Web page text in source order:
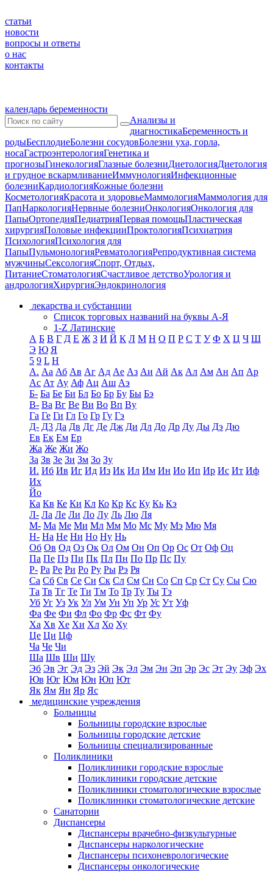
статьи
новости
вопросы и ответы
о нас
контакты
календарь беременности
Анализы и
диагностикаБеременность и
родыБесплодиеБолезни сосудовБолезни уха, горла,
носаГастроэнтерологияГенетика и
прогнозыГинекологияГлазные болезниДиетологияДиетология
и грудное вскармливаниеИммунологияИнфекционные
болезниКардиологияКожные болезни
КосметологияКрасота и здоровьеМаммологияМаммология для
ПапНаркологияНервные болезниОнкологияОнкология для
ПапыОртопедияПедиатрияПервая помощьПластическая
хирургияПоловые инфекцииПроктологияПсихиатрия
ПсихологияПсихология для
ПапыПульмонологияРевматологияРепродуктивная система
мужчиныСексологияСпорт, Отдых,
ПитаниеСтоматологияСчастливое детствоУрология и
андрологияХирургияЭндокринология
лекарства и субстанции
Список торговых названий на буквы А-Я
1-Z Латинские
А Б В Г Д Е Ж З И Й К Л М Н О П Р С Т У Ф Х Ц Ч Ш
Э Ю Я
5 9 L H
А. Аа Аб Ав Аг Ад Ае Аз Аи Ай Ак Ал Ам Ан Ап Ар
Ас Ат Ау Аф Ац Аш Аэ
Б- Ба Бе Би Бл Бо Бр Бу Бы Бэ
В- Ва Вг Ве Ви Во Вп Ву
Га Ге Ги Гл Го Гр Гу Гэ
Д- Д3 Да Дв Дг Де Дж Ди Дл До Др Ду Ды Дэ Дю
Ев Ек Ем Ер
Жа Же Жи Жо
За Зв Зе Зи Зм Зо Зу
И. Иб Ив Иг Ид Из Ик Ил Им Ин Ио Ип Ир Ис Ит Иф
Их
Йо
Ка Кв Ке Ки Кл Ко Кр Кс Ку Кь Кэ
Л- Ла Ле Ли Ло Лу Ль Лю Ля
М- Ма Ме Ми Мл Мм Мо Мс Му Мэ Мю Мя
Н- На Не Ни Но Ну Нь
Об Ов Од Оз Ок Ол Ом Он Оп Ор Ос От Оф Оц
Па Пе Пз Пи Пк Пл Пн По Пр Пс Пу
Р- Ра Ре Ри Ро Ру Ры Рэ Ря
Са Сб Св Се Си Ск Сл См Сн Со Сп Ср Ст Су Сы Сю
Та Тв Тг Те Ти Тм То Тр Ту Ты Тэ
Уб Уг Уз Ук Ул Ум Ун Уп Ур Ус Ут Уф
Фа Фе Фи Фл Фо Фр Фс Фт Фу
Ха Хв Хе Хи Хл Хо Ху
Це Ци Цф
Ча Че Чи
Ша Шв Ши Шу
Эб Эв Эг Эд Эз Эй Эк Эл Эм Эн Эп Эр Эс Эт Эу Эф Эх
Юв Юг Юм Юн Юп Ют
Як Ям Ян Яр Яс
медицинские учреждения
Больницы
Больницы городские взрослые
Больницы городские детские
Больницы специализированные
Поликлиники
Поликлиники городские взрослые
Поликлиники городские детские
Поликлиники стоматологические взрослые
Поликлиники стоматологические детские
Санатории
Диспансеры
Диспансеры врачебно-физкультурные
Диспансеры наркологические
Диспансеры психоневрологические
Диспансеры онкологические